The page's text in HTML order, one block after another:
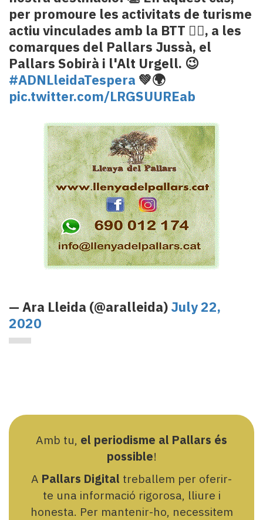
per promoure les activitats de turisme
actiu vinculades amb la BTT 🚵‍♂️, a les
comarques del Pallars Jussà, el
Pallars Sobirà i l'Alt Urgell. 😉
#ADNLleidaTespera 💚🌍
pic.twitter.com/LRGSUUREab
— Ara Lleida (@aralleida) July 22,
2020
Amb tu, el periodisme al Pallars és
possible!
A Pallars Digital treballem per oferir-
te una informació rigorosa, lliure i
honesta. Per mantenir-ho, necessitem